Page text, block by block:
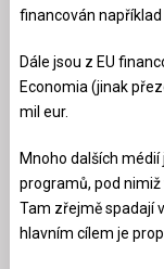
financován
Dále jsou z EU
Economia (jinak
mil eur.
Mnoho dalších
programů, pod
Tam zřejmě spadají
hlavním cílem je